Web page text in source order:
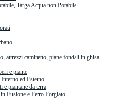
Targa Acqua non Potabile
attrezzi caminetto, piane fondali in ghisa
e piante
ed Esterno
e piantane da terra
Fusione e Ferro Forgiato